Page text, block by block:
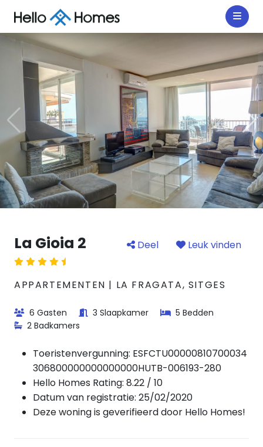
La Gioia 2 Deel Leuk vinden
APPARTEMENTEN | LA FRAGATA, SITGES
6 Gasten 3 Slaapkamer
5 Bedden
2 Badkamers
Toeristenvergunning: ESFCTU00000810700034
306800000000000000HUTB-006193-280
Hello Homes Rating: 8.22 / 10
Datum van registratie: 25/02/2020
Deze woning is geverifieerd door Hello Homes!